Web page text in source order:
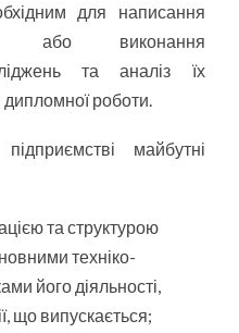
для написання
або виконання
та аналіз їх
дипломної роботи.
майбутні
та структурою
техніко-
його діяльності,
що випускається;